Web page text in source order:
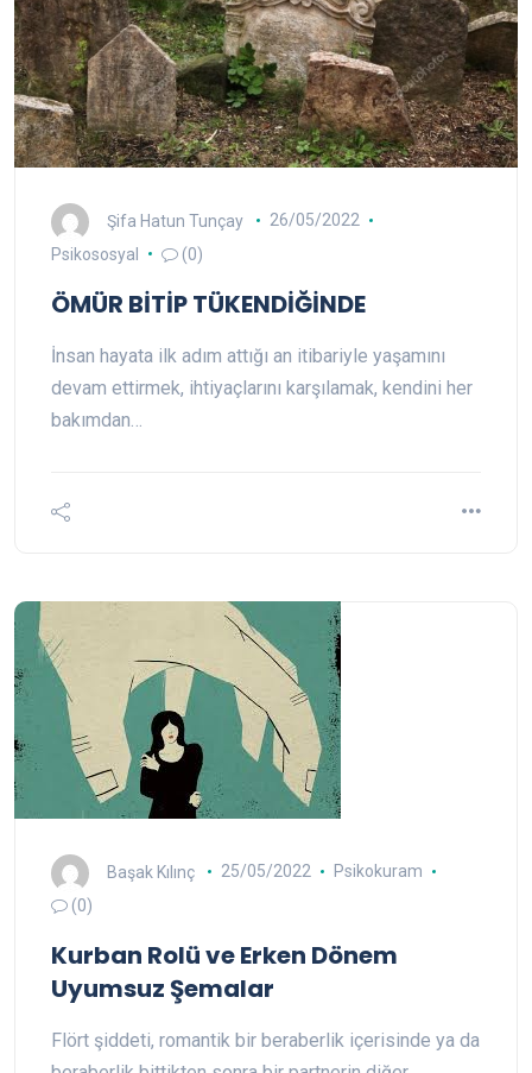
Şifa Hatun Tunçay
26/05/2022
Psikososyal
(0)
ÖMÜR BİTİP TÜKENDİĞİNDE
İnsan hayata ilk adım attığı an itibariyle yaşamını
devam ettirmek, ihtiyaçlarını karşılamak, kendini her
bakımdan…
Başak Kılınç 25/05/2022
Psikokuram
(0)
Kurban Rolü ve Erken Dönem
Uyumsuz Şemalar
Flört şiddeti, romantik bir beraberlik içerisinde ya da